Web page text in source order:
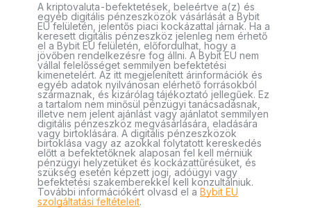
A kriptovaluta-befektetések, beleértve a(z) és
egyéb digitális pénzeszközök vásárlását a Bybit
EU felületén, jelentős piaci kockázattal járnak. Ha a
keresett digitális pénzeszköz jelenleg nem érhető
el a Bybit EU felületén, előfordulhat, hogy a
jövőben rendelkezésre fog állni. A Bybit EU nem
vállal felelősséget semmilyen befektetési
kimenetelért. Az itt megjelenített árinformációk és
egyéb adatok nyilvánosan elérhető forrásokból
származnak, és kizárólag tájékoztató jellegűek. Ez
a tartalom nem minősül pénzügyi tanácsadásnak,
illetve nem jelent ajánlást vagy ajánlatot semmilyen
digitális pénzeszköz megvásárlására, eladására
vagy birtoklására. A digitális pénzeszközök
birtoklása vagy az azokkal folytatott kereskedés
előtt a befektetőknek alaposan fel kell mérniük
pénzügyi helyzetüket és kockázattűrésüket, és
szükség esetén képzett jogi, adóügyi vagy
befektetési szakemberekkel kell konzultálniuk.
További információkért olvasd el a Bybit EU
szolgáltatási feltételeit.